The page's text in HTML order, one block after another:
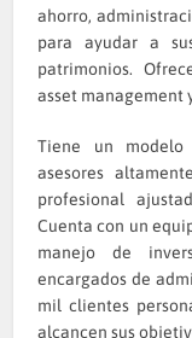
ahorro,
para ayudar a
patrimonios.
asset management
Tiene un
asesores
profesional
Cuenta con un
manejo de
encargados de
mil clientes
alcancen sus